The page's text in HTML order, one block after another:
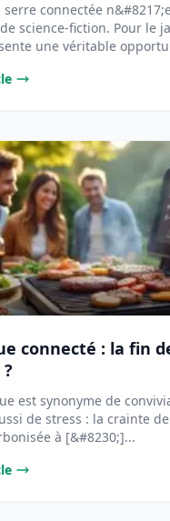
serre connectée
science-fiction. Pour le
une véritable
connecté : la fin
est synonyme de
de stress : la crainte
à [&#8230;]...